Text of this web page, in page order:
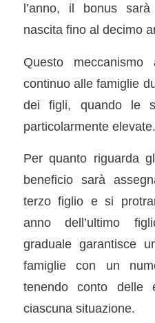
l’anno, il bonus
nascita fino al decimo
Questo
continuo alle famiglie
dei figli, quando le
particolarmente elevate.
Per quanto riguarda
beneficio sarà
terzo figlio e si
anno dell’ultimo
graduale garantisce
famiglie con un
tenendo conto delle
ciascuna situazione.